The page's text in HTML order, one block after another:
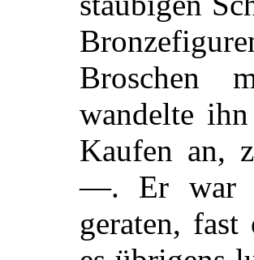
Broschen
wandelte
Kaufen an,
—. Er war
geraten,